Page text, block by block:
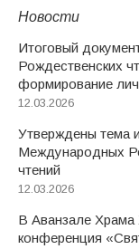
Новости
Итоговый
Рождественских
формирование
12.03.2026
Утверждены тема
Международных
чтений
12.03.2026
В Аванзале Храма
конференция